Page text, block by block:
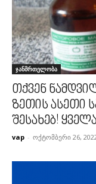
ჯანმრთელობა
თქვენ
ზეთის ასეთი
შესახებ!
vap - ოქტომბერი 26,